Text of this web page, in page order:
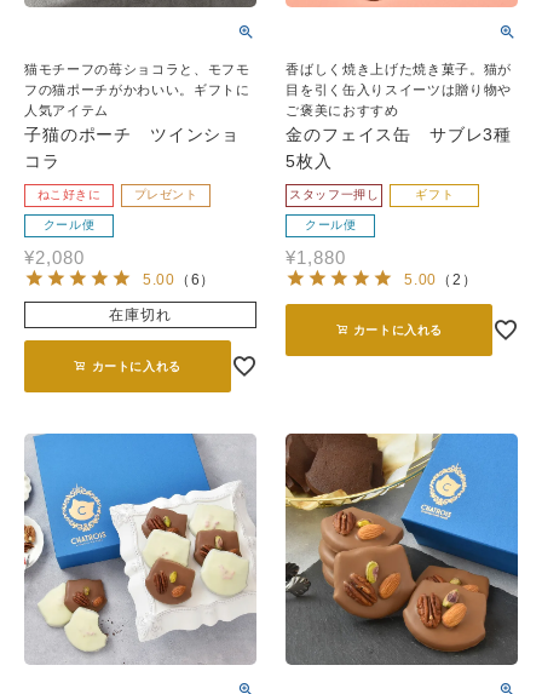
猫モチーフの苺ショコラと、モフモ
フの猫ポーチがかわいい。ギフトに
人気アイテム
子猫のポーチ ツインショ
コラ
ねこ好きに プレゼント
クール便
¥2,080
5.00 （ 6 ）
在庫切れ
カートに入れる
香ばしく焼き上げた焼き菓子。猫が
目を引く缶入りスイーツは贈り物や
ご褒美におすすめ
金のフェイス缶 サブレ3種
5枚入
スタッフ一押し ギフト
クール便
¥1,880
5.00 （ 2 ）
カートに入れる